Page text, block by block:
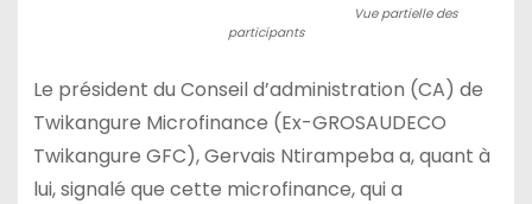
Vue partielle des
participants
Le président du Conseil d’administration (CA) de
Twikangure Microfinance (Ex-GROSAUDECO
Twikangure GFC), Gervais Ntirampeba a, quant à
lui, signalé que cette microfinance, qui a